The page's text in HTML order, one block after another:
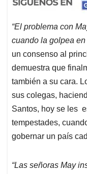
“El problema con
cuando la golpea en
un consenso al
demuestra que
también a su cara.
sus colegas,
Santos, hoy se les
tempestades,
gobernar un país
“Las señoras May